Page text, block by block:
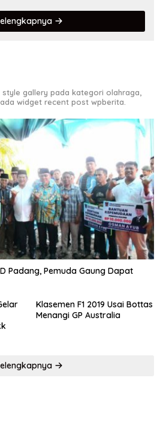
gallery pada kategori olahraga,
widget recent post wpberita.
Padang, Pemuda Gaung Dapat
Klasemen F1 2019 Usai Bottas
Menangi GP Australia